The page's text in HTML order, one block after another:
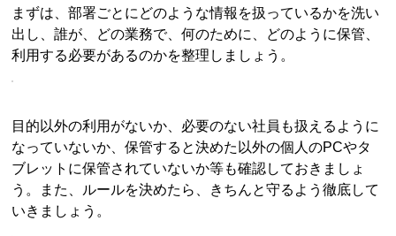
まずは、部署ごとにどのような情報を扱っているかを洗い
出し、誰が、どの業務で、何のために、どのように保管、
利用する必要があるのかを整理しましょう。
目的以外の利用がないか、必要のない社員も扱えるように
なっていないか、保管すると決めた以外の個人のPCやタ
ブレットに保管されていないか等も確認しておきましょ
う。また、ルールを決めたら、きちんと守るよう徹底して
いきましょう。